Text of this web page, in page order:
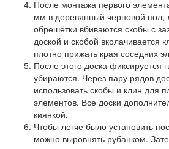
После монтажа первого
мм в деревянный черновой пол,
обрешётки вбиваются скобы с
доской и скобой вколачивается
плотно прижать края соседних
После этого доска фиксируется
убираются. Через пару рядов
использовать скобы и клин для
элементов. Все доски
киянкой.
Чтобы легче было установить
можно выровнять рубанком.